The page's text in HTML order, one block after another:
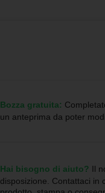
Bozza gratuita:
un anteprima da poter
Hai bisogno di aiuto? Il
disposizione. Contattaci in